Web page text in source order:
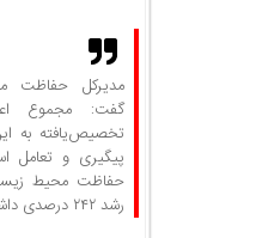
مدیرکل حفاظت
گفت: مجموع
تخصیص‌یافته به
پیگیری و تعامل
حفاظت محیط
رشد ۲۴۲ درصدی داشته است.